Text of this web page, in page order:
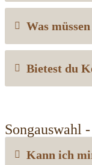
Was
Bietest du
Songauswahl
Kann ich